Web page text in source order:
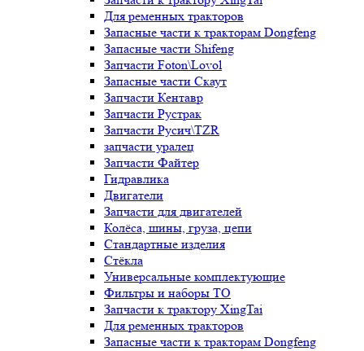
Для ременных тракторов
Запасные части к тракторам Dongfeng
Запасные части Shifeng
Запчасти Foton\Lovol
Запасные части Скаут
Запчасти Кентавр
Запчасти Рустрак
Запчасти Русич\TZR
запчасти уралец
Запчасти Файтер
Гидравлика
Двигатели
Запчасти для двигателей
Колёса, шины, груза, цепи
Стандартные изделия
Стёкла
Универсальные комплектующие
Фильтры и наборы ТО
Запчасти к трактору XingTai
Для ременных тракторов
Запасные части к тракторам Dongfeng